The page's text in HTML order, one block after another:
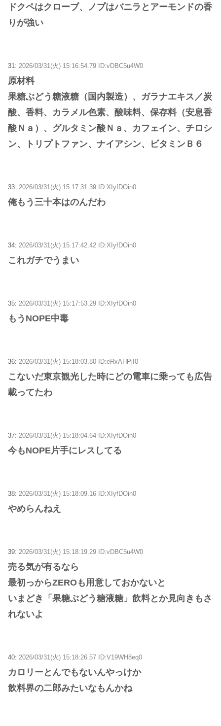
ドクペはクローブ、ノプはバニラとアーモンドの香
りが強い
31: 2026/03/31(火) 15:16:54.79 ID:vDBC5u4W0
原材料
果糖ぶどう糖液糖（国内製造）、ガラナエキス／炭
酸、香料、カラメル色素、酸味料、保存料（安息香
酸Ｎａ）、グルタミン酸Ｎａ、カフェイン、チロシ
ン、トリプトファン、ナイアシン、ビタミンＢ６
33: 2026/03/31(火) 15:17:31.39 ID:XIyfDOin0
俺もう三十本はのんだわ
34: 2026/03/31(火) 15:17:42.42 ID:XIyfDOin0
これガチでうまい
35: 2026/03/31(火) 15:17:53.29 ID:XIyfDOin0
もうNOPE中毒
36: 2026/03/31(火) 15:18:03.80 ID:eRxAHPjI0
こないだ東京観光した時にどの電車に乗っても広告
載ってたわ
37: 2026/03/31(火) 15:18:04.64 ID:XIyfDOin0
今もNOPE片手にレスしてる
38: 2026/03/31(火) 15:18:09.16 ID:XIyfDOin0
やめらんねえ
39: 2026/03/31(火) 15:18:19.29 ID:vDBC5u4W0
売る気が有るなら
最初っからZEROも用意しておかないと
いまどき「果糖ぶどう糖液糖」飲料とか見向きもさ
れないよ
40: 2026/03/31(火) 15:18:26.57 ID:V19WH8eq0
カロリーとんでもないんやっけか
飲料界の二郎みたいなもんかね